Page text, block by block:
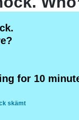
for 10
skämt